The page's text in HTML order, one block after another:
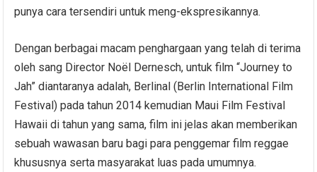
punya cara tersendiri untuk meng-ekspresikannya.
Dengan berbagai macam penghargaan yang telah di terima
oleh sang Director Noël Dernesch, untuk film “Journey to
Jah” diantaranya adalah, Berlinal (Berlin International Film
Festival) pada tahun 2014 kemudian Maui Film Festival
Hawaii di tahun yang sama, film ini jelas akan memberikan
sebuah wawasan baru bagi para penggemar film reggae
khususnya serta masyarakat luas pada umumnya.